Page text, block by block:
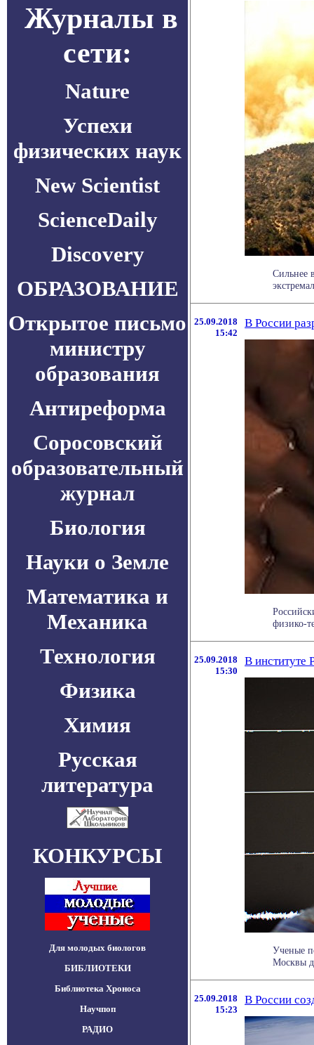
Журналы в
сети:
Nature
Успехи
физических наук
New Scientist
ScienceDaily
Discovery
ОБРАЗОВАНИЕ
Открытое письмо
министру
образования
Антиреформа
Соросовский
образовательный
журнал
Биология
Науки о Земле
Математика и
Механика
Технология
Физика
Химия
Русская
литература
КОНКУРСЫ
Для молодых биологов
БИБЛИОТЕКИ
Библиотека Хроноса
Научпоп
РАДИО
Сильнее
25.09.2018
15:42
В России
физико-
25.09.2018
15:30
В институте
Ученые
Москвы
25.09.2018
15:23
В России